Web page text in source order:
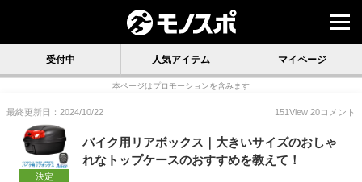
受付中 人気アイテム マイページ
本ページはプロモーションを含みます
最終更新日：2024/10/22 151View 20コメント
決定
バイク用リアボックス｜大きいサイズのおしゃ
れなトップケースのおすすめを教えて！